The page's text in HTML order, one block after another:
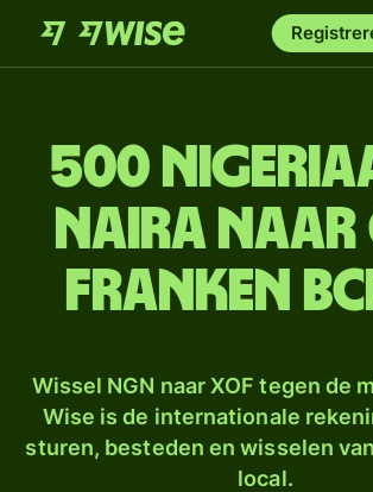
500
naira naar
franken
Wissel NGN naar XOF tegen de
Wise is de internationale
sturen, besteden en wisselen
local.